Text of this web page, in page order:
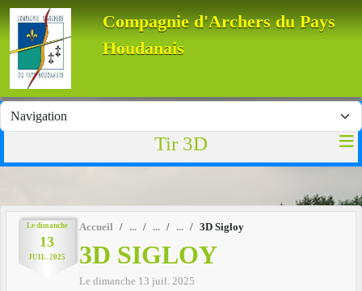
Compagnie d'Archers du Pays
Houdanais
Tir 3D
Le dimanche
13
JUIL. 2025
Accueil 3D Sigloy
3D SIGLOY
Le dimanche 13 juil. 2025
Panneau de gestion des cookies